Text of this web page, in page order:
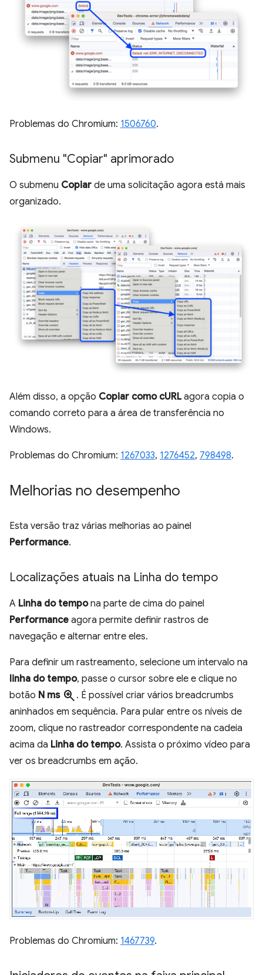
Problemas do Chromium: 1506760.
Submenu "Copiar" aprimorado
O submenu Copiar de uma solicitação agora está mais
organizado.
Além disso, a opção Copiar como cURLagora copia o
comando correto para a área de transferência no
Windows.
Problemas do Chromium: 1267033, 1276452, 798498.
Melhorias no desempenho
Esta versão traz várias melhorias ao painel
Performance.
Localizações atuais na Linha do tempo
A Linha do tempona parte de cima do painel
Performance agora permite definir rastros de
navegação e alternar entre eles.
Para definir um rastreamento, selecione um intervalo na
linha do tempo, passe o cursor sobre ele e clique no
botão N ms zoom_in . É possível criar vários breadcrumbs
aninhados em sequência. Para pular entre os níveis de
zoom, clique no rastreador correspondente na cadeia
acima da Linha do tempo. Assista o próximo vídeo para
ver os breadcrumbs em ação.
Problemas do Chromium: 1467739.